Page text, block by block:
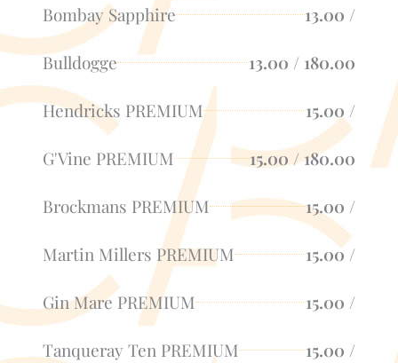
Bombay Sapphire 13.00 /
Bulldogge 13.00 / 180.00
Hendricks PREMIUM 15.00 /
G'Vine PREMIUM 15.00 / 180.00
Brockmans PREMIUM 15.00 /
Martin Millers PREMIUM 15.00 /
Gin Mare PREMIUM 15.00 /
Tanqueray Ten PREMIUM 15.00 /